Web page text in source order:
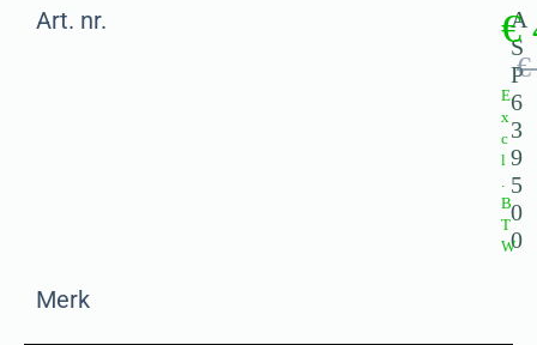
Art. nr.
A
S
P
6
3
9
5
0
0
€
€
E
x
c
l
.
B
T
W
Merk